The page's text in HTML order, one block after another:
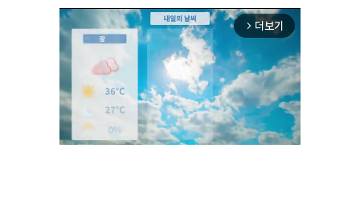
arrow_forward_ios 더보기